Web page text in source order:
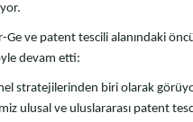
Ge ve patent tescili alanındaki
devam etti:
biri olarak
ulusal ve uluslararası patent